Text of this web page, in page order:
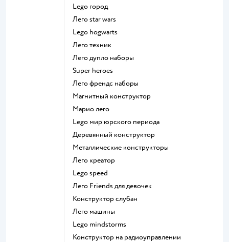
Lego город
Лего star wars
Lego hogwarts
Лего техник
Лего дупло наборы
Super heroes
Лего френдс наборы
Магнитный конструктор
Марио лего
Lego мир юрского периода
Деревянный конструктор
Металлические конструкторы
Лего креатор
Lego speed
Лего Friends для девочек
Конструктор слубан
Лего машины
Lego mindstorms
Конструктор на радиоуправлении